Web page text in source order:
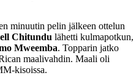
minuutin pelin jälkeen ottelun
Chitundu lähetti kulmapotkun,
Mweemba. Topparin jatko
maalivahdin. Maali oli
kisoissa.